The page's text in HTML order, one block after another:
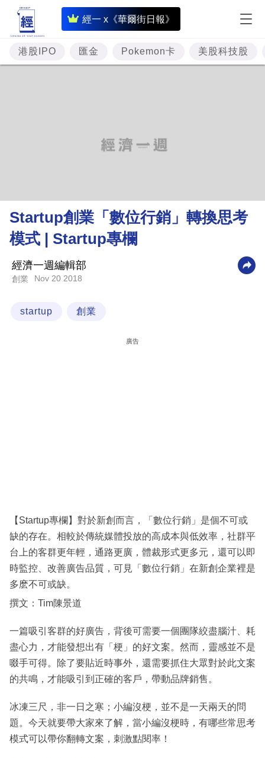
經一 x《華爾街日報》
即
時
財
經
理
財
商
業
科
區
港股IPO 匯金 Pokemon卡 美股科技股
Startup創業「數位行銷」轉換思考
模式 | Startup專欄
經濟一週編輯部
創業 Nov 20 2018
startup 創業
廣告
【Startup專欄】對於新創而言，「數位行銷」是個不可或
缺的存在。相較於傳統媒體投放的高成本與低效率，社群平
台上的客群更年輕，通路更廣，體裁形式更多元，還可以即
時監控、改善廣告品質，可見「數位行銷」在新創企業裡是
多麽不可或缺。
撰文：Tim陳景道
一篇吸引客群的好廣告，背後可需要一個團隊絞盡腦汁、耗
盡心力，才能發想出有「梗」的好文案。然而，靈感並不是
啜手可得。除了要貼近時事外，還需要抓住大眾對於此文案
的共鳴，才能吸引到正確的客戶，帶動品牌銷售。
冰凍三尺，非一日之寒；小編沒梗，並不是一天兩天的問
題。今天就要帶大家來了解，當小編沒梗時，有哪些常思考
模式可以帶你翻轉文案，刺激點閱率！